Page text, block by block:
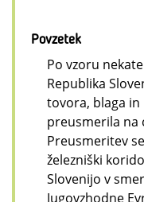
Povzetek
Po vzoru
Republika
tovora, blaga in
preusmerila na
Preusmeritev
železniški
Slovenijo v
Jugovzhodne